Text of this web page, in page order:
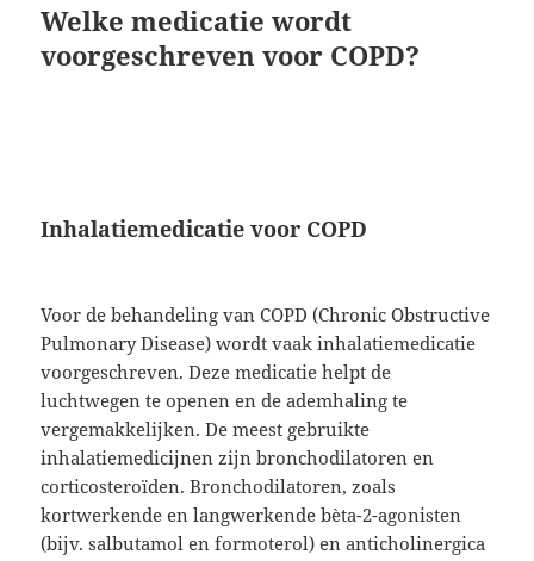
Welke medicatie wordt
voorgeschreven voor COPD?
Inhalatiemedicatie voor COPD
Voor de behandeling van COPD (Chronic Obstructive
Pulmonary Disease) wordt vaak inhalatiemedicatie
voorgeschreven. Deze medicatie helpt de
luchtwegen te openen en de ademhaling te
vergemakkelijken. De meest gebruikte
inhalatiemedicijnen zijn bronchodilatoren en
corticosteroïden. Bronchodilatoren, zoals
kortwerkende en langwerkende bèta-2-agonisten
(bijv. salbutamol en formoterol) en anticholinergica